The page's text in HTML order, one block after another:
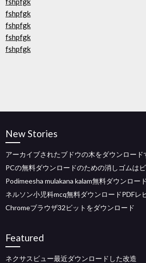
fshpfgk
fshpfgk
fshpfgk
fshpfgk
New Stories
アーカイブされたブドウの木をダウンロード
PCの無料ダウンロードのための消しゴムは
Podimeesha mulakana kalam無料ダウンロー
ネルソン小児科mcq無料ダウンロードPDFレ
Chromeブラウザ32ビットをダウンロード
Featured
ネクサスビュー最近ダウンロードした改造